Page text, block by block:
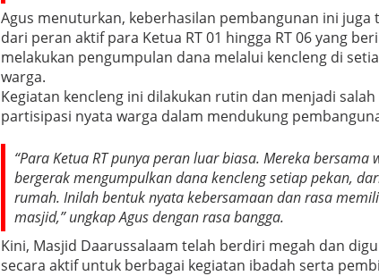
Agus menuturkan, keberhasilan pembangunan ini juga
dari peran aktif para Ketua RT 01 hingga RT 06 yang
melakukan pengumpulan dana melalui kencleng di
warga.
Kegiatan kencleng ini dilakukan rutin dan menjadi
partisipasi nyata warga dalam mendukung
“Para Ketua RT punya peran luar biasa. Mereka bersama
bergerak mengumpulkan dana kencleng setiap pekan,
rumah. Inilah bentuk nyata kebersamaan dan rasa
masjid,” ungkap Agus dengan rasa bangga.
Kini, Masjid Daarussalaam telah berdiri megah dan
secara aktif untuk berbagai kegiatan ibadah serta